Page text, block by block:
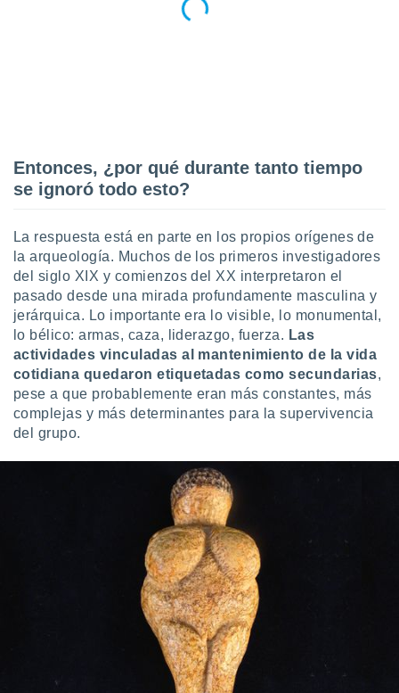
Entonces, ¿por qué durante tanto tiempo
se ignoró todo esto?
La respuesta está en parte en los propios orígenes de
la arqueología. Muchos de los primeros investigadores
del siglo XIX y comienzos del XX interpretaron el
pasado desde una mirada profundamente masculina y
jerárquica. Lo importante era lo visible, lo monumental,
lo bélico: armas, caza, liderazgo, fuerza. Las
actividades vinculadas al mantenimiento de la vida
cotidiana quedaron etiquetadas como secundarias,
pese a que probablemente eran más constantes, más
complejas y más determinantes para la supervivencia
del grupo.